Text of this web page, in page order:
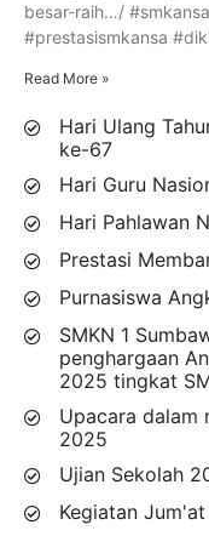
besar-raih…/
#prestasismkansa
Read More »
Hari Ulang
ke-67
Hari Guru
Hari Pahlawan
Prestasi
Purnasiswa
SMKN 1
penghargaan
2025 tingkat
Upacara dalam
2025
Ujian Sekolah
Kegiatan